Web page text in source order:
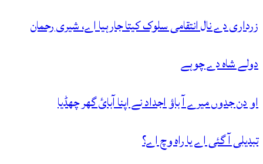
زرداری دے نال انتقامی سلوک کیتا جارہیا اے، شیری رحمان
دولے شاہ دے چوہے
او دن جدوں میرے آ باؤ اجداد نے اپنا آبائ گھر چھڈیا
تبدیلی آ گئی اے یا راہ وچ اے؟